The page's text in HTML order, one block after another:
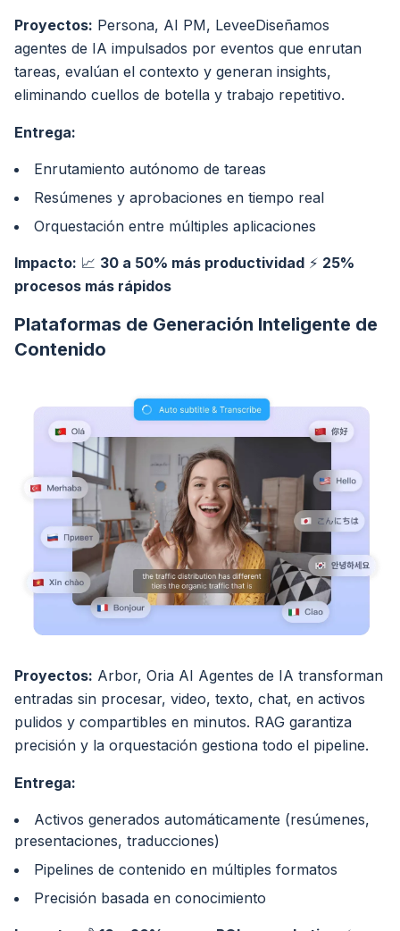
Proyectos: Persona, AI PM, LeveeDiseñamos
agentes de IA impulsados por eventos que enrutan
tareas, evalúan el contexto y generan insights,
eliminando cuellos de botella y trabajo repetitivo.
Entrega:
Enrutamiento autónomo de tareas
Resúmenes y aprobaciones en tiempo real
Orquestación entre múltiples aplicaciones
Impacto: 📈 30 a 50% más productividad ⚡ 25%
procesos más rápidos
Plataformas de Generación Inteligente de
Contenido
Proyectos: Arbor, Oria AI Agentes de IA transforman
entradas sin procesar, video, texto, chat, en activos
pulidos y compartibles en minutos. RAG garantiza
precisión y la orquestación gestiona todo el pipeline.
Entrega:
Activos generados automáticamente (resúmenes,
presentaciones, traducciones)
Pipelines de contenido en múltiples formatos
Precisión basada en conocimiento